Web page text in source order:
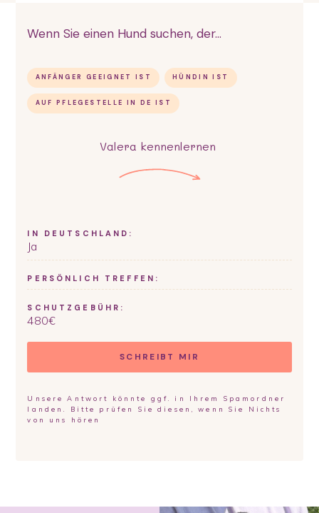
Wenn Sie einen Hund suchen, der...
ANFÄNGER GEEIGNET IST HÜNDIN IST
AUF PFLEGESTELLE IN DE IST
Valera kennenlernen
IN DEUTSCHLAND:
Ja
PERSÖNLICH TREFFEN:
SCHUTZGEBÜHR:
480€
SCHREIBT MIR
Unsere Antwort könnte ggf. in Ihrem Spamordner
landen. Bitte prüfen Sie diesen, wenn Sie Nichts
von uns hören